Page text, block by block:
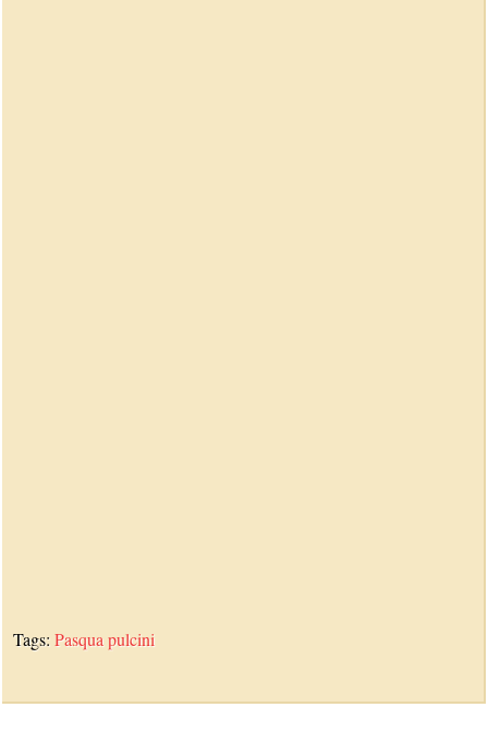
Tags:Pasqua pulcini